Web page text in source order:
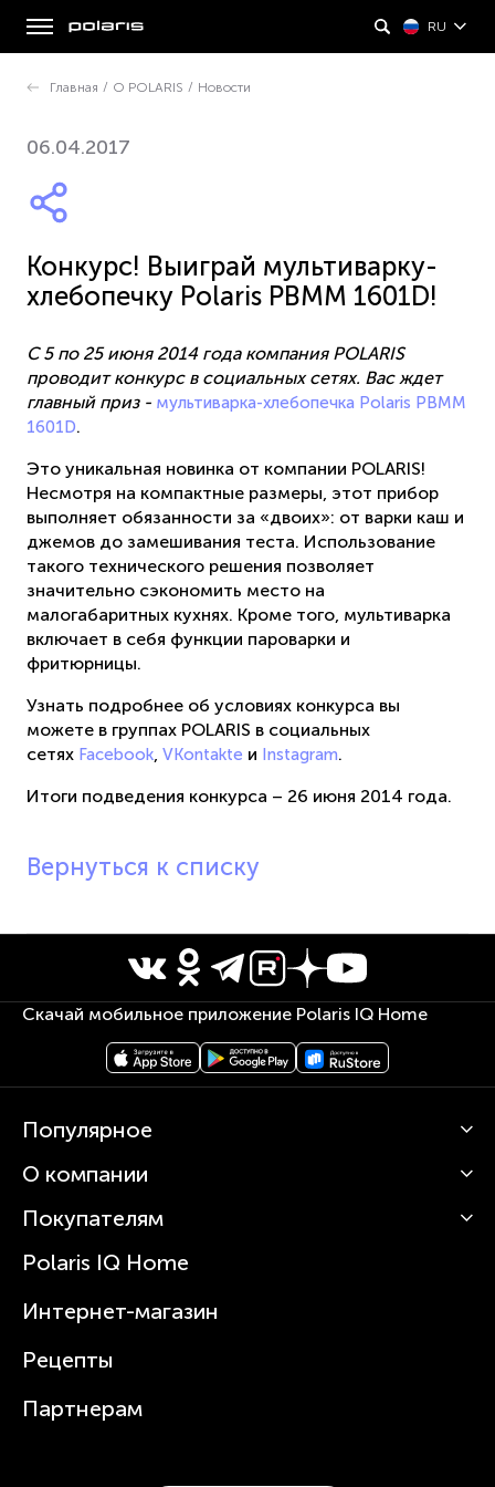
RU
Главная / О POLARIS / Новости
06.04.2017
Конкурс! Выиграй мультиварку-
хлебопечку Polaris PBMM 1601D!
С 5 по 25 июня 2014 года компания POLARIS
проводит конкурс в социальных сетях. Вас ждет
главный приз - мультиварка-хлебопечка Polaris PBMM
1601D.
Это уникальная новинка от компании POLARIS!
Несмотря на компактные размеры, этот прибор
выполняет обязанности за «двоих»: от варки каш и
джемов до замешивания теста. Использование
такого технического решения позволяет
значительно сэкономить место на
малогабаритных кухнях. Кроме того, мультиварка
включает в себя функции пароварки и
фритюрницы.
Узнать подробнее об условиях конкурса вы
можете в группах POLARIS в социальных
сетях Facebook, VKontakte и Instagram.
Итоги подведения конкурса – 26 июня 2014 года.
Вернуться к списку
Скачай мобильное приложение Polaris IQ Home
Популярное
Кофемашины
Вертикальные пылесосы
Зубные щетки и ирригаторы
Увлажнители
Посуда
О компании
О Polaris
Статьи
Покупателям
Сервисные центры
Где купить
Polaris IQ Home
Интернет-магазин
Рецепты
Партнерам